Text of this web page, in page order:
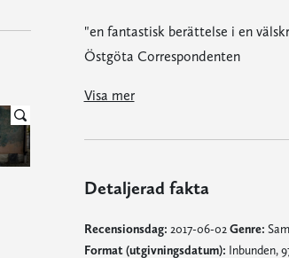
"en fantastisk berättelse i en
Östgöta Correspondenten
Visa mer
Detaljerad fakta
Recensionsdag: 2017-06-02 Genre:
Format (utgivningsdatum): Inbunden,